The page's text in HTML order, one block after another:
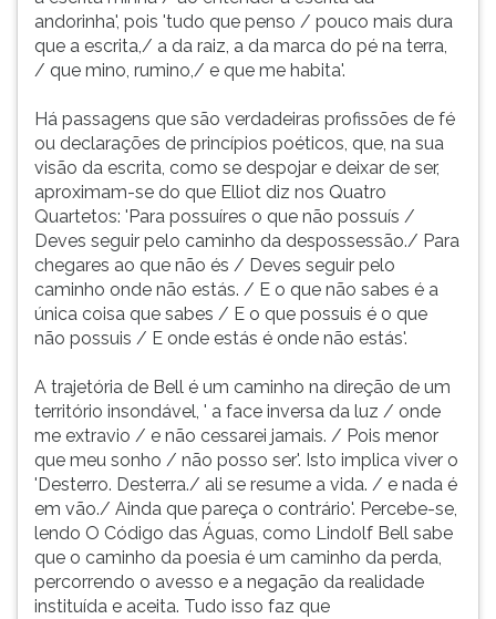
andorinha', pois 'tudo que penso / pouco mais dura
que a escrita,/ a da raiz, a da marca do pé na terra,
/ que mino, rumino,/ e que me habita'.
Há passagens que são verdadeiras profissões de fé
ou declarações de princípios poéticos, que, na sua
visão da escrita, como se despojar e deixar de ser,
aproximam-se do que Elliot diz nos Quatro
Quartetos: 'Para possuíres o que não possuís /
Deves seguir pelo caminho da despossessão./ Para
chegares ao que não és / Deves seguir pelo
caminho onde não estás. / E o que não sabes é a
única coisa que sabes / E o que possuis é o que
não possuis / E onde estás é onde não estás'.
A trajetória de Bell é um caminho na direção de um
território insondável, ' a face inversa da luz / onde
me extravio / e não cessarei jamais. / Pois menor
que meu sonho / não posso ser'. Isto implica viver o
'Desterro. Desterra./ ali se resume a vida. / e nada é
em vão./ Ainda que pareça o contrário'. Percebe-se,
lendo O Código das Águas, como Lindolf Bell sabe
que o caminho da poesia é um caminho da perda,
percorrendo o avesso e a negação da realidade
instituída e aceita. Tudo isso faz que